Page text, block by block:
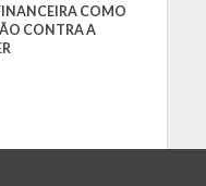
COMO
CONTRA A